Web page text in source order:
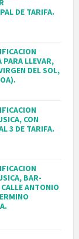
DE TARIFA.
PARA LLEVAR,
DEL SOL,
CON
3 DE TARIFA.
BAR-
ANTONIO